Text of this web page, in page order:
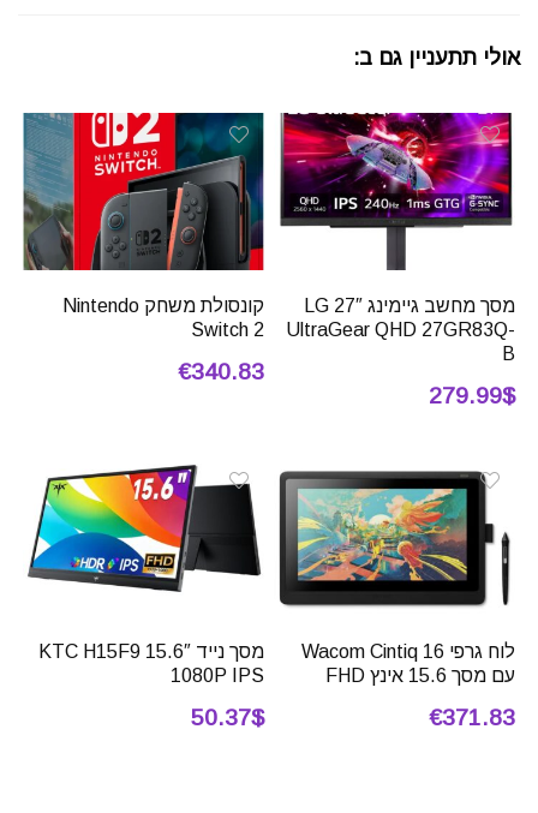
אולי תתעניין גם ב:
מסך מחשב גיימינג 27″ LG
UltraGear QHD ‎27GR83Q-
B
279.99$
קונסולת משחק Nintendo
Switch 2
€340.83
לוח גרפי Wacom Cintiq 16
עם מסך 15.6 אינץ FHD
€371.83
מסך נייד 15.6″ KTC H15F9
1080P IPS
50.37$